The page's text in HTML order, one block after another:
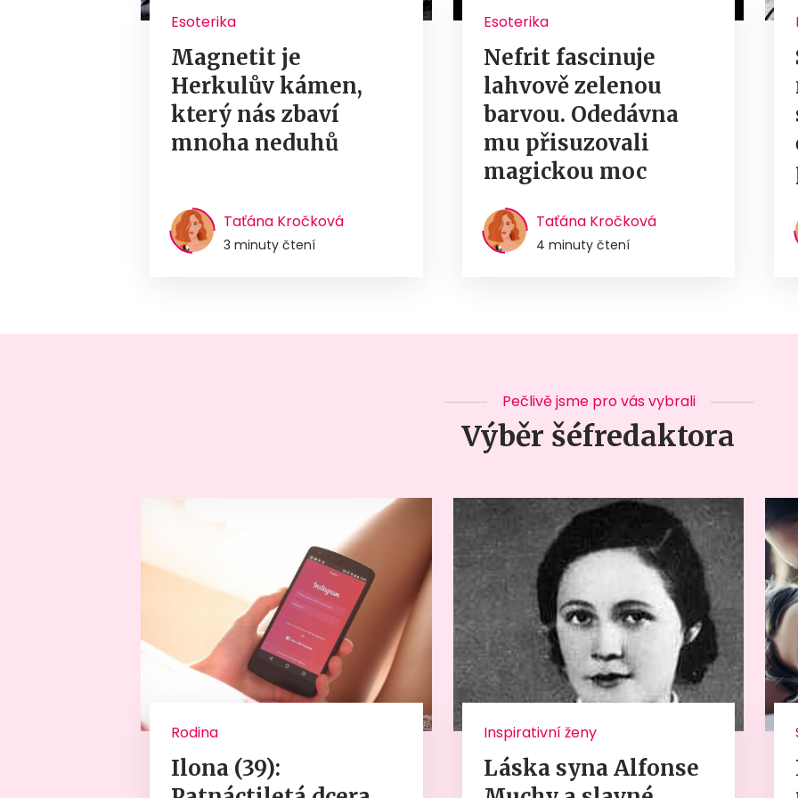
Esoterika
Magnetit je
Herkulův kámen,
který nás zbaví
mnoha neduhů
Taťána Kročková
3 minuty čtení
Esoterika
Nefrit fascinuje
lahvově zelenou
barvou. Odedávna
mu přisuzovali
magickou moc
Taťána Kročková
4 minuty čtení
Pečlivě jsme pro vás vybrali
Výběr šéfredaktora
Rodina
Ilona (39):
Inspirativní ženy
Láska syna Alfonse